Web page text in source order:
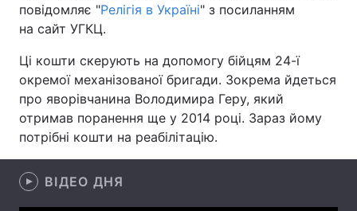
Спорт
Техно і зв'язок Лайт
Зброя Інциденти
Здоров'я Туризм
повідомляє "Релігія в Україні" з посиланням
на сайт УГКЦ.
Ці кошти скерують на допомогу бійцям 24-ї
окремої механізованої бригади. Зокрема йдеться
про яворівчанина Володимира Геру, який
отримав поранення ще у 2014 році. Зараз йому
потрібні кошти на реабілітацію.
ВІДЕО ДНЯ